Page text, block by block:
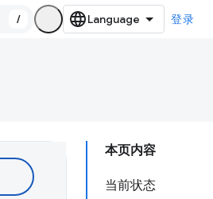
/ 登录
本页内容
当前状态